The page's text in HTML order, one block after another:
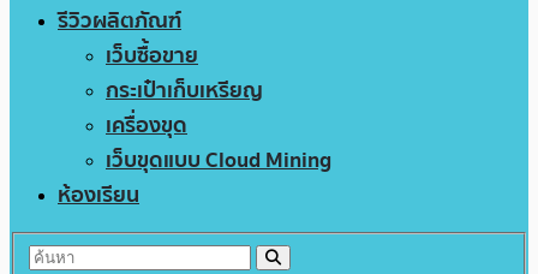
รีวิวผลิตภัณฑ์
เว็บซื้อขาย
กระเป๋าเก็บเหรียญ
เครื่องขุด
เว็บขุดแบบ Cloud Mining
ห้องเรียน